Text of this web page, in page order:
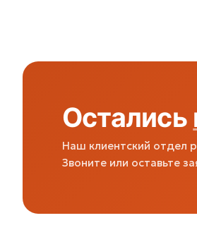
Остались
Наш клиентский отдел
Звоните или оставьте